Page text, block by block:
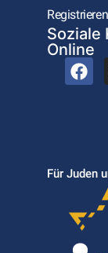
Registrieren
Soziale
Online
Für Juden